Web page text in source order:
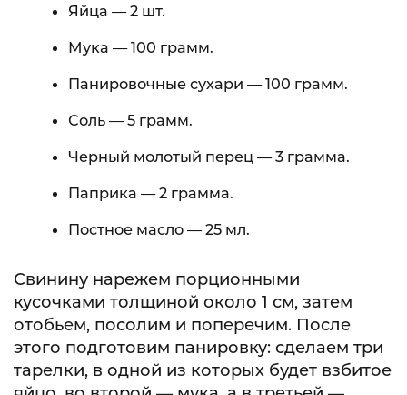
Яйца — 2 шт.
Мука — 100 грамм.
Панировочные сухари — 100 грамм.
Соль — 5 грамм.
Черный молотый перец — 3 грамма.
Паприка — 2 грамма.
Постное масло — 25 мл.
Свинину нарежем порционными
кусочками толщиной около 1 см, затем
отобьем, посолим и поперечим. После
этого подготовим панировку: сделаем три
тарелки, в одной из которых будет взбитое